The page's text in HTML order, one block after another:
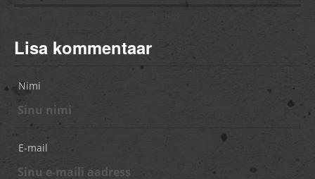
Lisa kommentaar
Nimi
E-mail